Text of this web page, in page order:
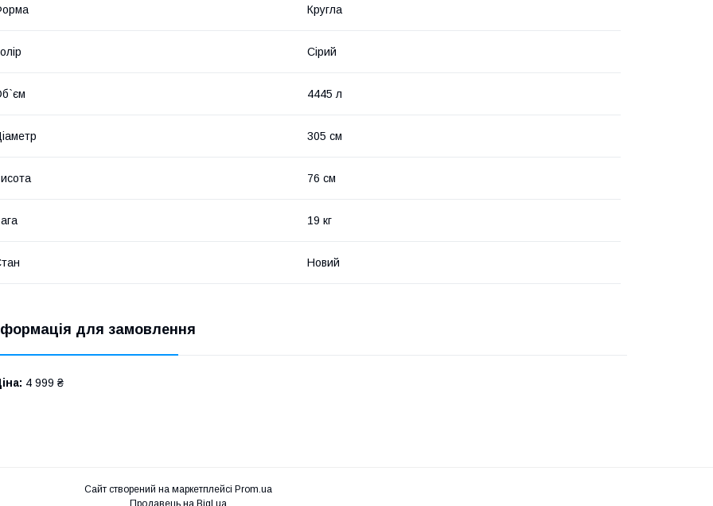
Кругла
Сірий
4445 л
305 см
76 см
19 кг
Новий
для замовлення
4 999 ₴
Сайт створений на маркетплейсі Prom.ua
Продавець на Bigl.ua